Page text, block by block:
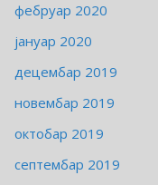
фебруар 2020
јануар 2020
децембар 2019
новембар 2019
октобар 2019
септембар 2019